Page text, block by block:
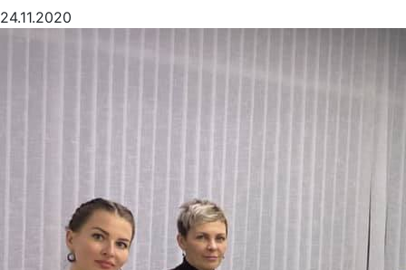
24.11.2020